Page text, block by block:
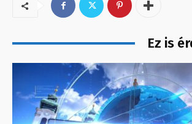
Ez is